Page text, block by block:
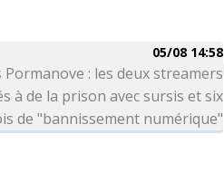
05/08 14:58
Pormanove : les deux streamers
à de la prison avec sursis et six
de "bannissement numérique"